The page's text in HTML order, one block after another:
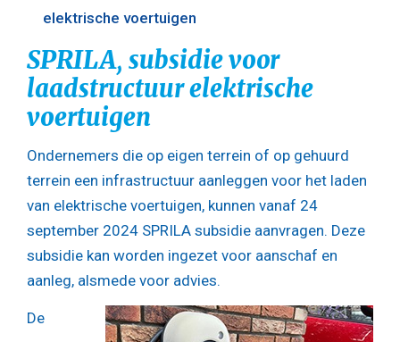
elektrische voertuigen
SPRILA, subsidie voor
laadstructuur elektrische
voertuigen
Ondernemers die op eigen terrein of op gehuurd
terrein een infrastructuur aanleggen voor het laden
van elektrische voertuigen, kunnen vanaf 24
september 2024 SPRILA subsidie aanvragen. Deze
subsidie kan worden ingezet voor aanschaf en
aanleg, alsmede voor advies.
De